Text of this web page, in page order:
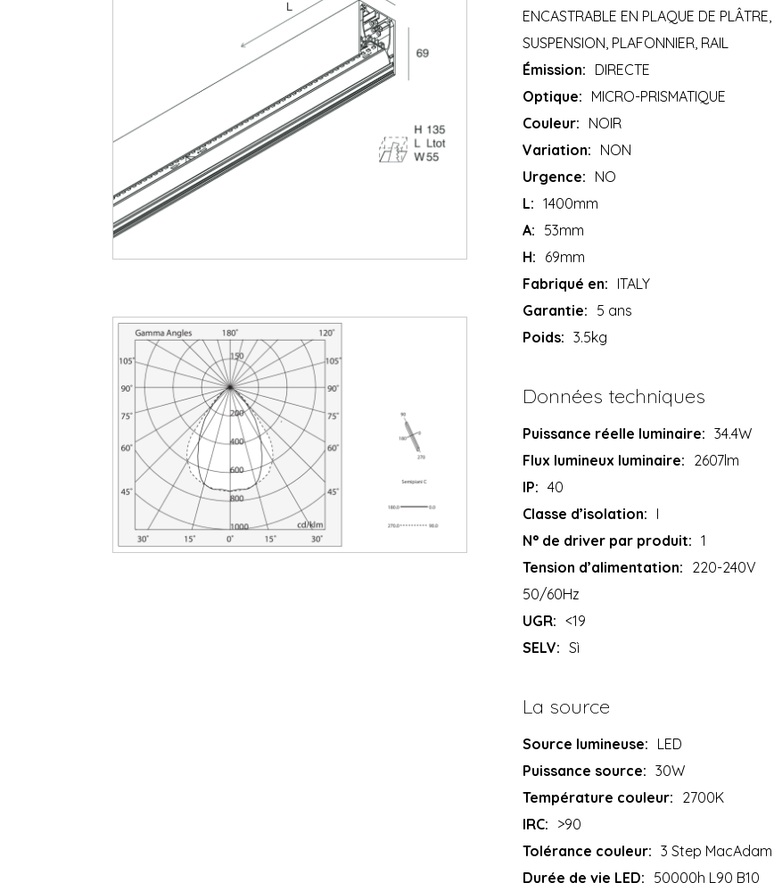
ENCASTRABLE EN PLAQUE DE PLÂTRE,
SUSPENSION, PLAFONNIER, RAIL
Émission: DIRECTE
Optique: MICRO-PRISMATIQUE
Couleur: NOIR
Variation: NON
Urgence: NO
L: 1400mm
A: 53mm
H: 69mm
Fabriqué en: ITALY
Garantie: 5 ans
Poids: 3.5kg
Données techniques
Puissance réelle luminaire: 34.4W
Flux lumineux luminaire: 2607lm
IP: 40
Classe d’isolation: I
N° de driver par produit: 1
Tension d’alimentation: 220-240V
50/60Hz
UGR: <19
SELV: Sì
La source
Source lumineuse: LED
Puissance source: 30W
Température couleur: 2700K
IRC: >90
Tolérance couleur: 3 Step MacAdam
Durée de vie LED: 50000h L90 B10